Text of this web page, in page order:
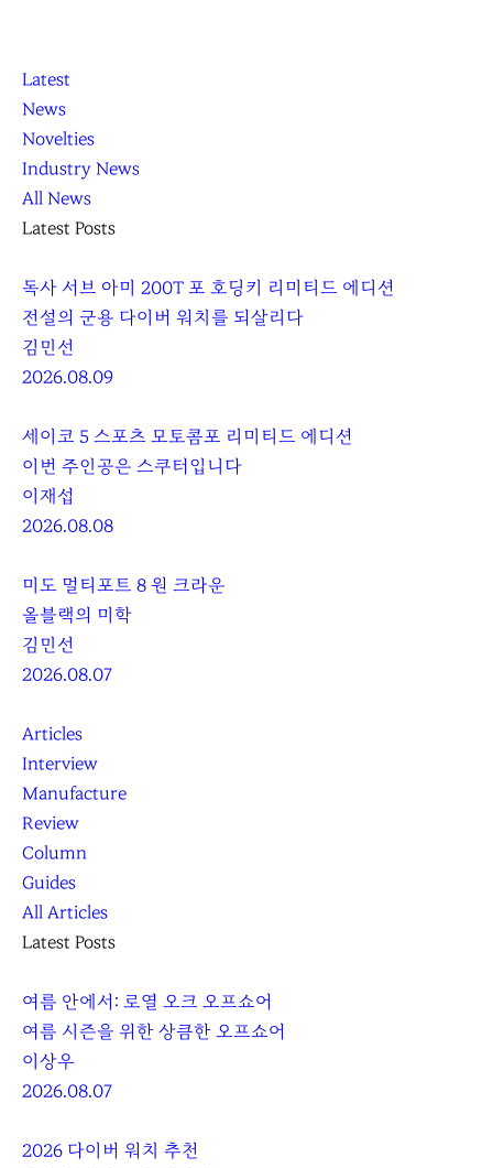
K
L
O
C
C
A
닫
기
K
L
O
C
C
A
Latest
News
Novelties
Industry News
All News
Latest Posts
독사 서브 아미 200T 포 호딩키 리미티드 에디션
전설의 군용 다이버 워치를 되살리다
김민선
2026.08.09
세이코 5 스포츠 모토콤포 리미티드 에디션
이번 주인공은 스쿠터입니다
이재섭
2026.08.08
미도 멀티포트 8 원 크라운
올블랙의 미학
김민선
2026.08.07
Articles
Interview
Manufacture
Review
Column
Guides
All Articles
Latest Posts
여름 안에서: 로열 오크 오프쇼어
여름 시즌을 위한 상큼한 오프쇼어
이상우
2026.08.07
2026 다이버 워치 추천